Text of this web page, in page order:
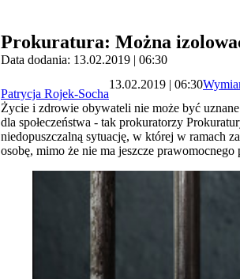
Prokuratura: Można
Data dodania: 13.02.2019 | 06:30
Patrycja Rojek-Socha
13.02.2019 | 06:30
Życie i zdrowie obywateli nie może być
dla społeczeństwa - tak prokuratorzy
niedopuszczalną sytuację, w której w ramach
osobę, mimo że nie ma jeszcze prawomocnego